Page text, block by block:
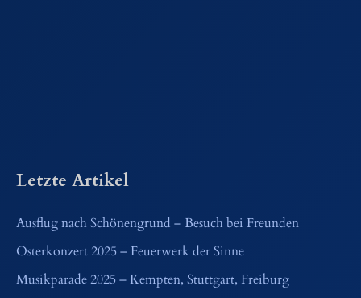
Letzte Artikel
Ausflug nach Schönengrund – Besuch bei Freunden
Osterkonzert 2025 – Feuerwerk der Sinne
Musikparade 2025 – Kempten, Stuttgart, Freiburg